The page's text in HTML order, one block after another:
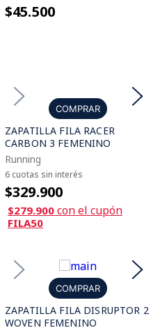
$45.500
COMPRAR
ZAPATILLA FILA RACER
CARBON 3 FEMENINO
Running
6 cuotas sin interés
$329.900
$279.900 con el cupón
FILA50
COMPRAR
ZAPATILLA FILA DISRUPTOR 2
WOVEN FEMENINO